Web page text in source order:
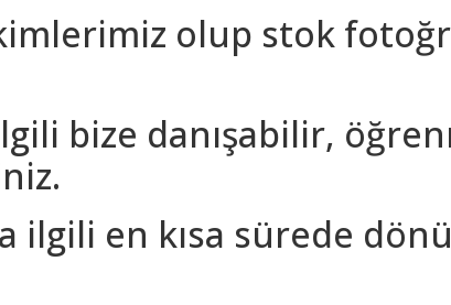
olup stok
bize danışabilir,
en kısa sürede